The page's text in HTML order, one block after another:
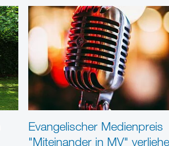
Evangelischer Medienpreis
"Miteinander in MV"